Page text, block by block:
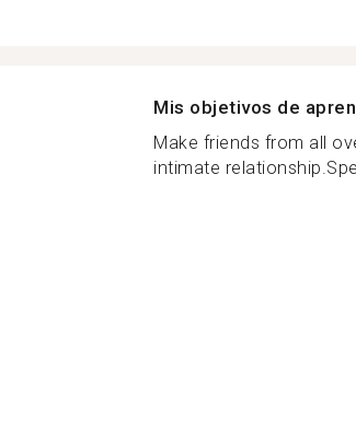
Mis objetivos de
Make friends from all
intimate